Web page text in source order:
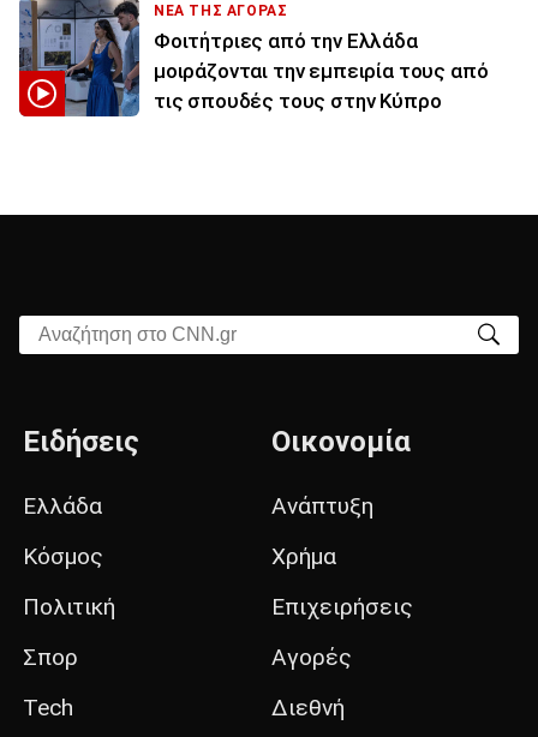
ΝΕΑ ΤΗΣ ΑΓΟΡΑΣ
Φοιτήτριες από την Ελλάδα
μοιράζονται την εμπειρία τους από
τις σπουδές τους στην Κύπρο
Αναζήτηση στο CNN.gr
Ειδήσεις
Ελλάδα
Κόσμος
Πολιτική
Σπορ
Tech
Οικονομία
Ανάπτυξη
Χρήμα
Επιχειρήσεις
Αγορές
Διεθνή